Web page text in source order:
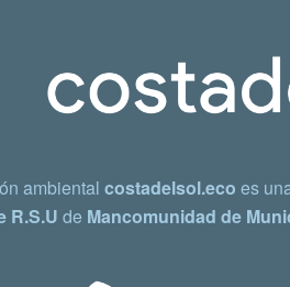
ambiental costadelsol.eco es
R.S.U de Mancomunidad de